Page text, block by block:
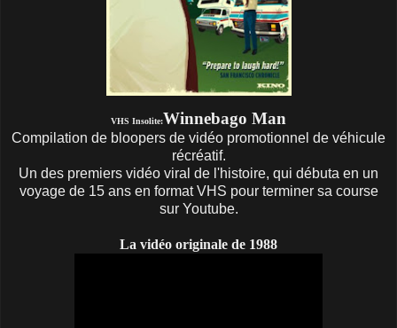
VHS Insolite:Winnebago Man
Compilation de bloopers de vidéo promotionnel de véhicule
récréatif.
Un des premiers vidéo viral de l'histoire, qui débuta en un
voyage de 15 ans en format VHS pour terminer sa course
sur Youtube.
La vidéo originale de 1988